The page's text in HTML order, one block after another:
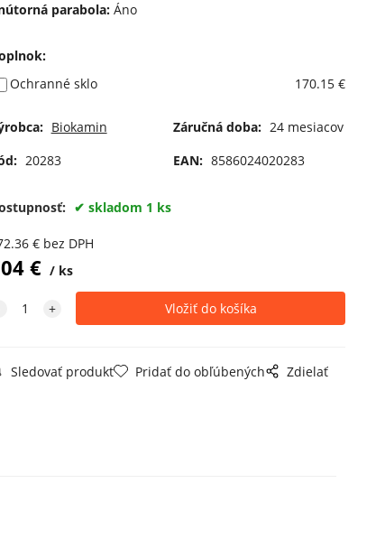
parabola:Áno
:
Ochranné sklo
170.15 €
Biokamin Záručná doba: 24 mesiacov
20283 EAN: 8586024020283
skladom 1 ks
€ bez DPH
€ ks
Sledovať produkt Pridať do obľúbených Zdielať